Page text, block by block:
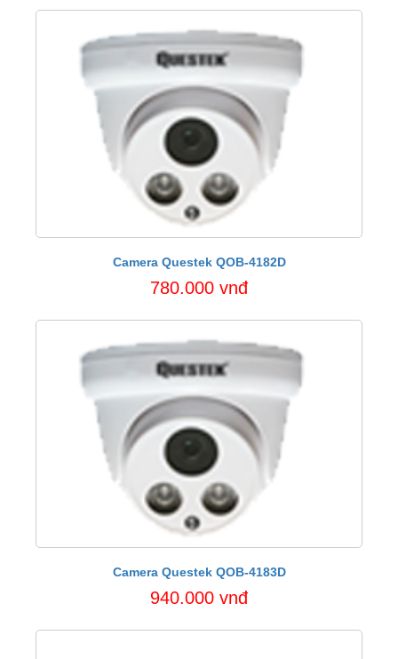
Camera Questek QOB-4182D
780.000 vnđ
Camera Questek QOB-4183D
940.000 vnđ